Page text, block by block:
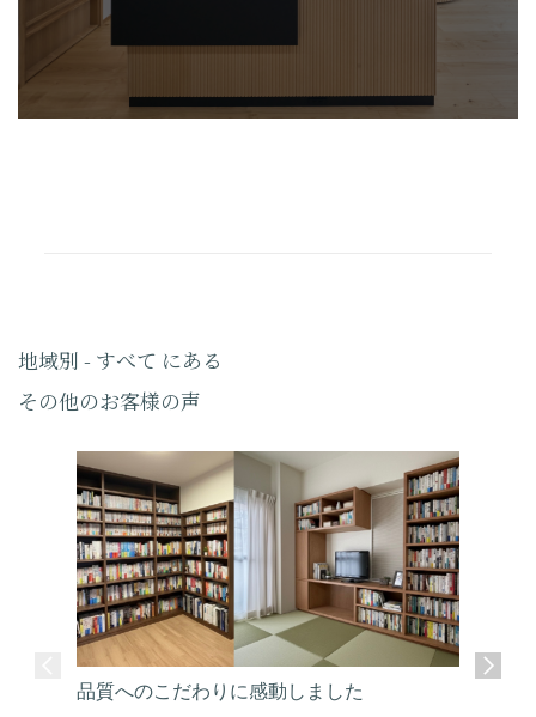
地域別 - すべて にある
その他のお客様の声
品質へのこだわりに感動しました